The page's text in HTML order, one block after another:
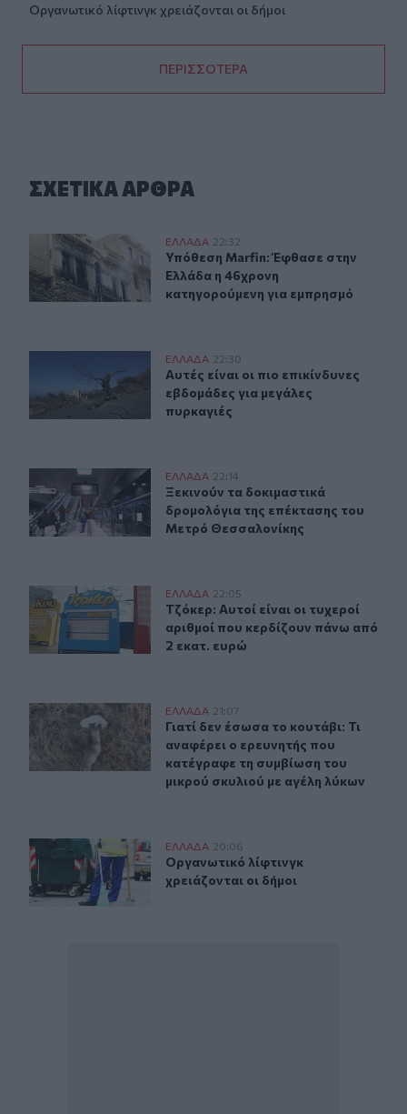
Οργανωτικό λίφτινγκ χρειάζονται οι δήμοι
ΠΕΡΙΣΣΟΤΕΡΑ
ΣΧΕΤΙΚA AΡΘΡΑ
Υπόθεση Marfin: Έφθασε στην Ελλάδα η 46χρονη
ΕΛΛAΔΑ 22:32
Υπόθεση Marfin: Έφθασε στην
Υπόθεση Marfin: Έφθασε στην
Ελλάδα η 46χρονη
κατηγορούμενη για εμπρησμό
Αυτές είναι οι πιο επικίνδυνες εβδομάδες για μεγάλες
ΕΛΛAΔΑ 22:30
Αυτές είναι οι πιο επικίνδυνες
Αυτές είναι οι πιο επικίνδυνες
εβδομάδες για μεγάλες
πυρκαγιές
Ξεκινούν τα δοκιμαστικά δρομολόγια της επέκτασης
ΕΛΛAΔΑ 22:14
Ξεκινούν τα δοκιμαστικά
Ξεκινούν τα δοκιμαστικά
δρομολόγια της επέκτασης του
Μετρό Θεσσαλονίκης
Τζόκερ: Αυτοί είναι οι τυχεροί αριθμοί που κερδίζουν
ΕΛΛAΔΑ 22:05
Τζόκερ: Αυτοί είναι οι τυχεροί
Τζόκερ: Αυτοί είναι οι τυχεροί
αριθμοί που κερδίζουν πάνω από
2 εκατ. ευρώ
Γιατί δεν έσωσα το κουτάβι: Τι αναφέρει ο ερευνητής
ΕΛΛAΔΑ 21:07
Γιατί δεν έσωσα το κουτάβι: Τι
Γιατί δεν έσωσα το κουτάβι: Τι
αναφέρει ο ερευνητής που
κατέγραφε τη συμβίωση του
μικρού σκυλιού με αγέλη λύκων
Οργανωτικό λίφτινγκ χρειάζονται οι δήμοι
ΕΛΛAΔΑ 20:06
Οργανωτικό λίφτινγκ χρειάζονται
Οργανωτικό λίφτινγκ
χρειάζονται οι δήμοι